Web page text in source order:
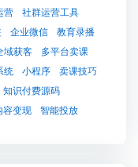
营
社群运营工具
企业微信
教育录播
域获客
多平台卖课
统 小程序
卖课技巧
知识付费源码
容变现 智能投放